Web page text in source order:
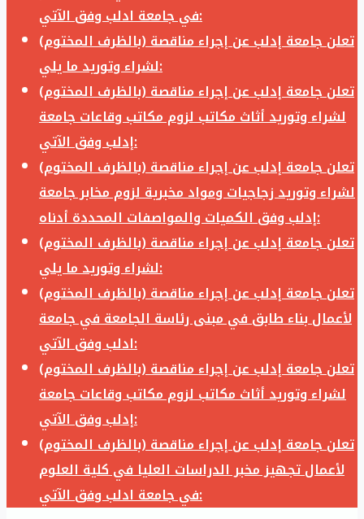
في جامعة ادلب وفق الآتي:
تعلن جامعة إدلب عن إجراء مناقصة (بالظرف المختوم)
لشراء وتوريد ما يلي:
تعلن جامعة إدلب عن إجراء مناقصة (بالظرف المختوم)
لشراء وتوريد أثاث مكاتب لزوم مكاتب وقاعات جامعة
إدلب وفق الآتي:
تعلن جامعة إدلب عن إجراء مناقصة (بالظرف المختوم)
لشراء وتوريد زجاجيات ومواد مخبرية لزوم مخابر جامعة
إدلب وفق الكميات والمواصفات المحددة أدناه:
تعلن جامعة إدلب عن إجراء مناقصة (بالظرف المختوم)
لشراء وتوريد ما يلي:
تعلن جامعة إدلب عن إجراء مناقصة (بالظرف المختوم)
لأعمال بناء طابق في مبنى رئاسة الجامعة في جامعة
ادلب وفق الآتي:
تعلن جامعة إدلب عن إجراء مناقصة (بالظرف المختوم)
لشراء وتوريد أثاث مكاتب لزوم مكاتب وقاعات جامعة
إدلب وفق الآتي:
تعلن جامعة إدلب عن إجراء مناقصة (بالظرف المختوم)
لأعمال تجهيز مخبر الدراسات العليا في كلية العلوم
في جامعة ادلب وفق الآتي: